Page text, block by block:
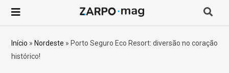
Início » Nordeste » Porto Seguro Eco Resort: diversão no coração
histórico!